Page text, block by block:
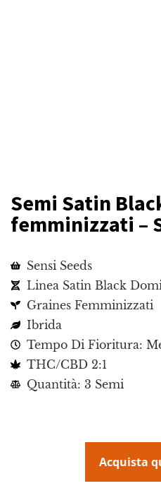
Semi Satin
femminizzati –
Sensi Seeds
Linea Satin Black
Graines Femminizzati
Ibrida
Tempo Di Fioritura:
THC/CBD 2:1
Quantità: 3 Semi
Acquista